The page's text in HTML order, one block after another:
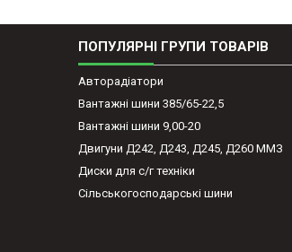
ПОПУЛЯРНІ ГРУПИ ТОВАРІВ
Авторадіатори
Вантажні шини 385/65-22,5
Вантажні шини 9,00-20
Двигуни Д242, Д243, Д245, Д260 ММЗ
Диски для с/г техніки
Сільськогосподарські шини